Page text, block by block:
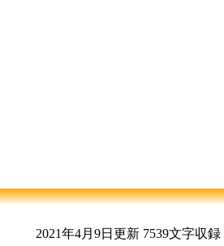
2021年4月9日更新 7539文字収録